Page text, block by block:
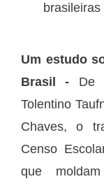
Um estudo
Brasil - De
Tolentino
Chaves, o
Censo
que